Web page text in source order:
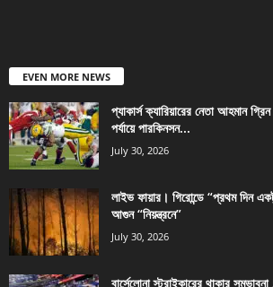
EVEN MORE NEWS
প্যাকার্স ক্যারিয়ারের নেতা আহমান
পর্যায়ে পারকিনসন...
July 30, 2026
লাইভ ফায়ার। গিরোন্ডে “প্রথম দিন
আগুন “নিয়ন্ত্রনে”
July 30, 2026
বার্সেলোনা স্ট্রাইকারের থাকার